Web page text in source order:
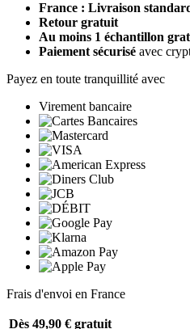
France : Livraison
Retour gratuit
Au moins 1 échantillon
Paiement sécurisé avec
Payez en toute tranquillité avec
Virement bancaire
Frais d'envoi en France
Dès 49,90 € gratuit